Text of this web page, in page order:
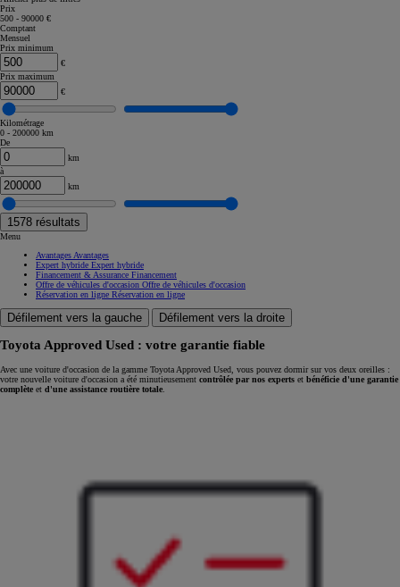
Prix
500 - 90000 €
Comptant
Mensuel
Prix minimum
€
Prix maximum
€
Kilométrage
0 - 200000 km
De
km
à
km
1578 résultats
Menu
Avantages Avantages
Expert hybride Expert hybride
Financement & Assurance Financement
Offre de véhicules d'occasion Offre de véhicules d'occasion
Réservation en ligne Réservation en ligne
Défilement vers la gauche Défilement vers la droite
Toyota Approved Used : votre garantie fiable
Avec une voiture d'occasion de la gamme Toyota Approved Used, vous pouvez dormir sur vos deux oreilles :
votre nouvelle voiture d'occasion a été minutieusement contrôlée par nos experts et bénéficie d'une garantie
complète et d'une assistance routière totale